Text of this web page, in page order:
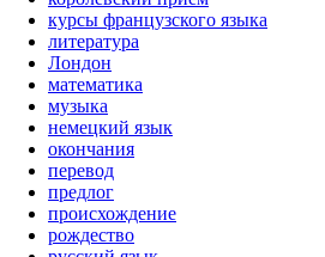
курсы французского языка
литература
Лондон
математика
музыка
немецкий язык
окончания
перевод
предлог
происхождение
рождество